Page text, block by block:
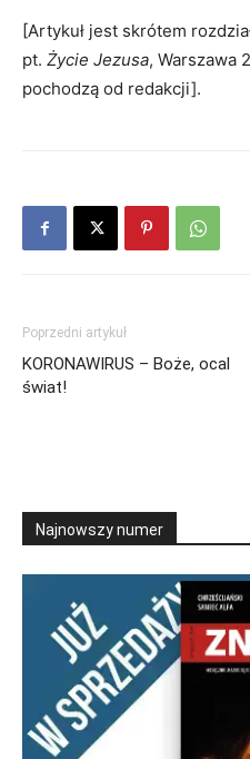
[Artykuł jest skrótem
pt. Życie Jezusa, Warszawa
pochodzą od redakcji].
Poprzedni artykuł
KORONAWIRUS – Boże, ocal
świat!
Najnowszy numer